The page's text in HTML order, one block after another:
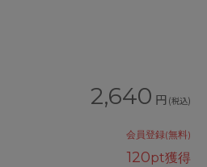
2,640 円 (税込)
会員登録(無料)
120pt獲得